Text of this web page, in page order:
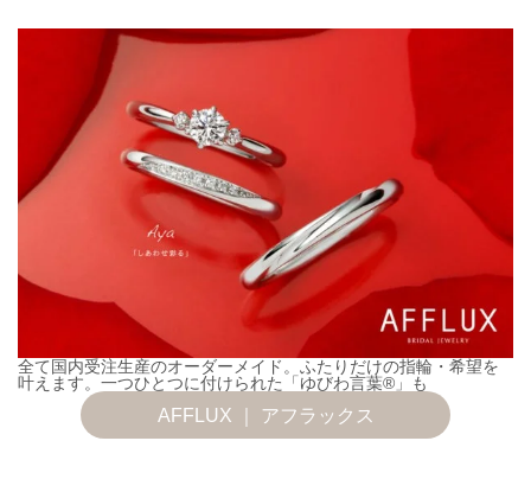
全て国内受注生産のオーダーメイド。ふたりだけの指輪・希望を
叶えます。一つひとつに付けられた「ゆびわ言葉®」も
AFFLUX ｜ アフラックス